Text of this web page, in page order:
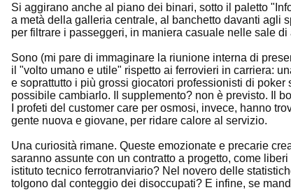
Si aggirano anche al piano dei binari, sotto il paletto
a metà della galleria centrale, al banchetto davanti agli
per filtrare i passeggeri, in maniera casuale nelle sale di
Sono (mi pare di immaginare la riunione interna di
il "volto umano e utile" rispetto ai ferrovieri in carriera:
e soprattutto i più grossi giocatori professionisti di
possibile cambiarlo. Il supplemento? non è previsto. Il
I profeti del customer care per osmosi, invece, hanno
gente nuova e giovane, per ridare calore al servizio.
Una curiosità rimane. Queste emozionate e precarie
saranno assunte con un contratto a progetto, come
istituto tecnico ferrotranviario? Nel novero delle
tolgono dal conteggio dei disoccupati? E infine, se